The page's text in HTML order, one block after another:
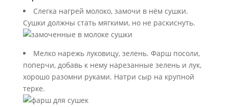
Слегка нагрей молоко, замочи в нём сушки.
Сушки должны стать мягкими, но не раскиснуть.
Мелко нарежь луковицу, зелень. Фарш посоли,
поперчи, добавь к нему нарезанные зелень и лук,
хорошо разомни руками. Натри сыр на крупной
терке.